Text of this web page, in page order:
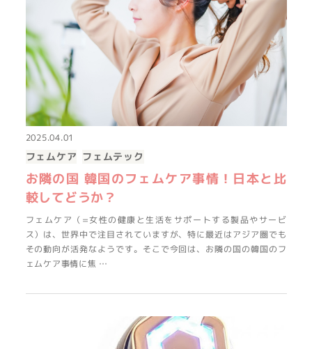
2025.04.01
フェムケア フェムテック
お隣の国 韓国のフェムケア事情！日本と比
較してどうか？
フェムケア（=女性の健康と生活をサポートする製品やサービ
ス）は、世界中で注目されていますが、特に最近はアジア圏でも
その動向が活発なようです。そこで今回は、お隣の国の韓国のフ
ェムケア事情に焦 …